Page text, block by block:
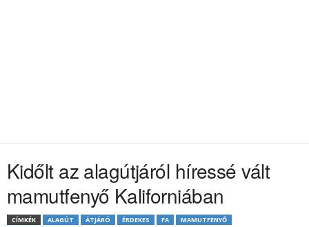
Kidőlt az alagútjáról híressé vált
mamutfenyő Kaliforniában
CÍMKÉK ALAGÚT ÁTJÁRÓ ÉRDEKES FA
MAMUTFENYŐ